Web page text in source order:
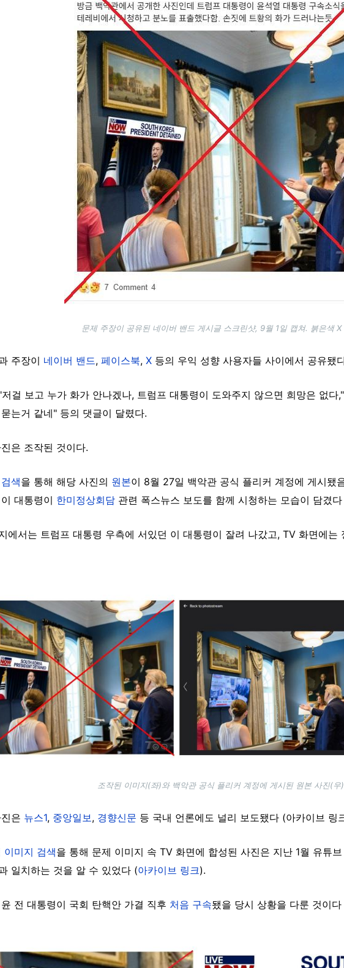
문제 주장이 공유된 네이버 밴드 게시글 스크린샷, 9월 1일 캡쳐. 붉은색 X
주장이 네이버 밴드, 페이스북, X 등의 우익 성향 사용자들 사이에서 공유됐
걸 보고 누가 화가 안나겠나, 트럼프 대통령이 도와주지 않으면 희망은 없다
는거 같네" 등의 댓글이 달렸다.
은 조작된 것이다.
색을 통해 해당 사진의 원본이 8월 27일 백악관 공식 플리커 계정에 게시됐
대통령이 한미정상회담 관련 폭스뉴스 보도를 함께 시청하는 모습이 담겼
에서는 트럼프 대통령 우측에 서있던 이 대통령이 잘려 나갔고, TV 화면에는
조작된 이미지(좌)와 백악관 공식 플리커 계정에 게시된 원본 사진(우
은 뉴스1, 중앙일보 , 경향신문 등 국내 언론에도 널리 보도됐다 (아카이브 링
이미지 검색을 통해 문제 이미지 속 TV 화면에 합성된 사진은 지난 1월 유튜
일치하는 것을 알 수 있었다 (아카이브 링크).
전 대통령이 국회 탄핵안 가결 직후 처음 구속됐을 당시 상황을 다룬 것이다